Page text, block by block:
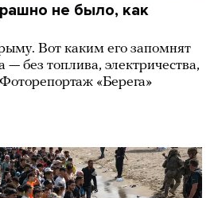
не было, как
Вот каким его запомнят
— без топлива, электричества,
«Берега»